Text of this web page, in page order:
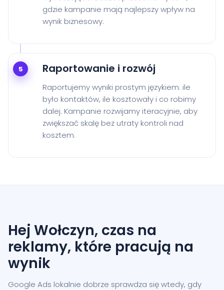
gdzie kampanie mają najlepszy wpływ na
wynik biznesowy.
5 Raportowanie i rozwój
Raportujemy wyniki prostym językiem: ile
było kontaktów, ile kosztowały i co robimy
dalej. Kampanie rozwijamy iteracyjnie, aby
zwiększać skalę bez utraty kontroli nad
kosztem.
Hej Wołczyn, czas na
reklamy, które pracują na
wynik
Google Ads lokalnie dobrze sprawdza się wtedy, gdy